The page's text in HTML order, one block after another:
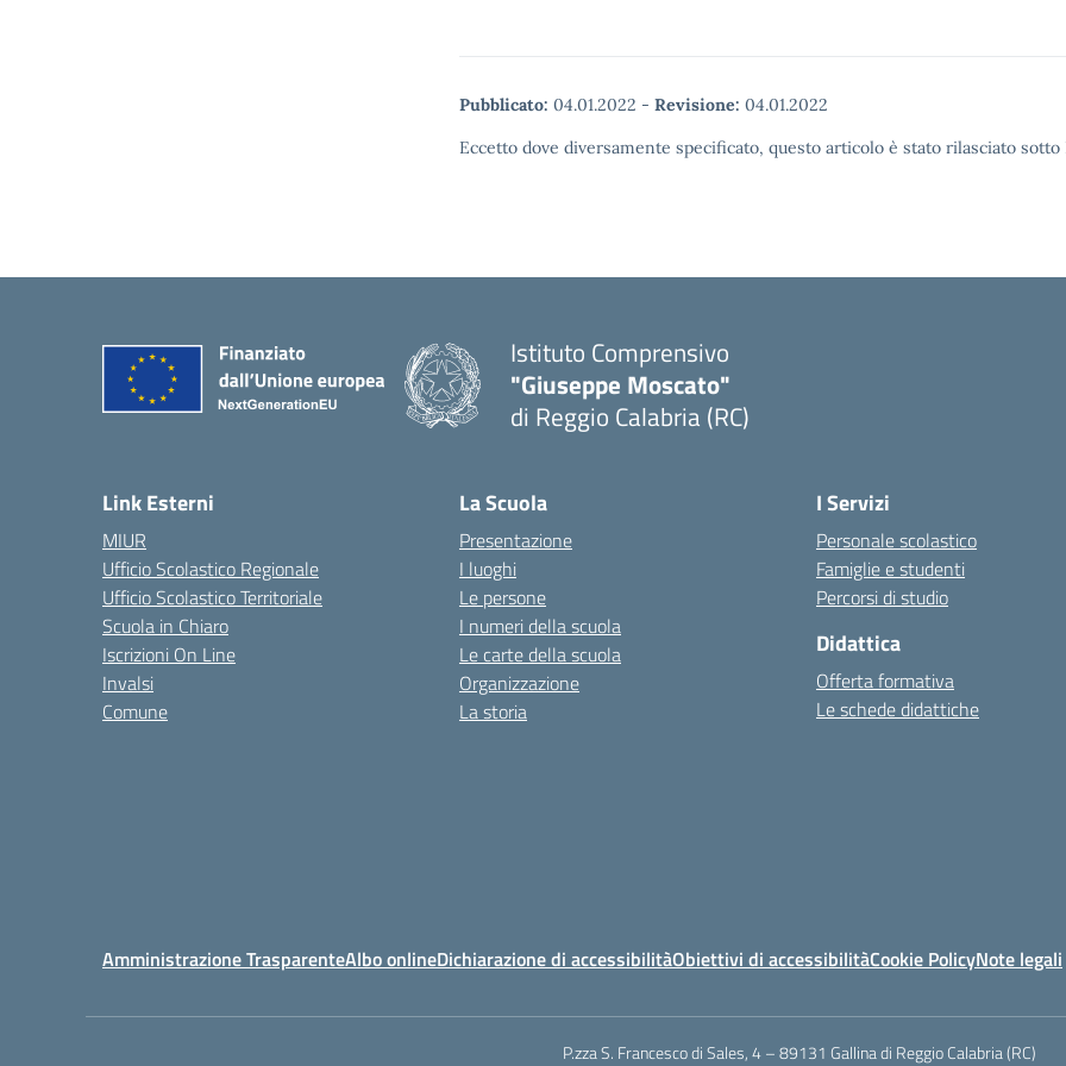
Pubblicato: 04.01.2022 - Revisione: 04.01.2022
Eccetto dove diversamente specificato, questo articolo è stato rilasciato
Istituto Comprensivo
"Giuseppe Moscato"
di Reggio Calabria (RC)
Link Esterni
MIUR
Ufficio Scolastico Regionale
Ufficio Scolastico Territoriale
Scuola in Chiaro
Iscrizioni On Line
Invalsi
Comune
La Scuola
Presentazione
I luoghi
Le persone
I numeri della scuola
Le carte della scuola
Organizzazione
La storia
I Servizi
Personale scolastico
Famiglie e studenti
Percorsi di studio
Didattica
Offerta formativa
Le schede didattiche
Amministrazione TrasparenteAlbo onlineDichiarazione di accessibilitàObiettivi di accessibilitàCookie PolicyNote legali
P.zza S. Francesco di Sales, 4 – 89131 Gallina di Reggio Calabria (RC)